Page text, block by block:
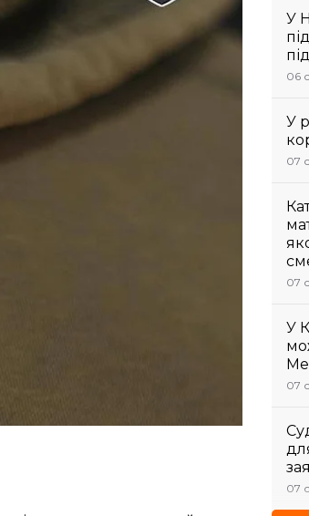
бойового завдання
снаряда.
Мстиславича.
коли стався цей інцидент.
ворожого
удар, але не зрозумів,
що не маю поранень.
знав причини»
У
06
У
07
07
У
07
07